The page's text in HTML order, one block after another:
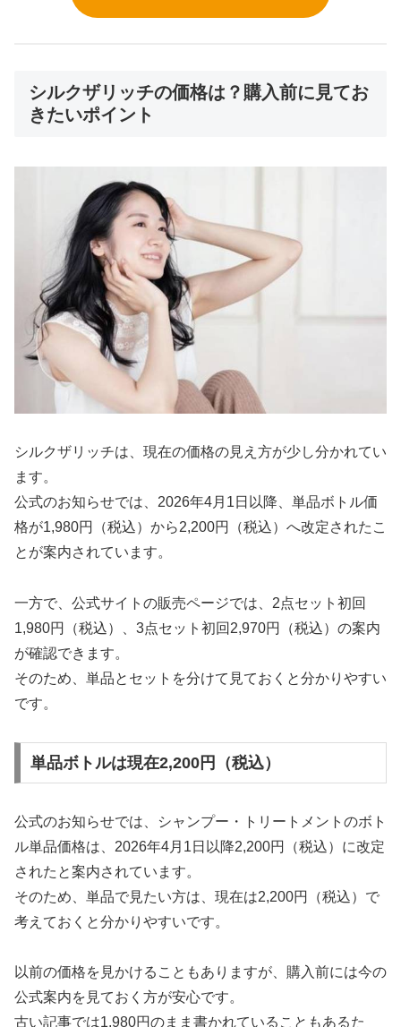
シルクザリッチの価格は？購入前に見てお
きたいポイント
シルクザリッチは、現在の価格の見え方が少し分かれてい
ます。
公式のお知らせでは、2026年4月1日以降、単品ボトル価
格が1,980円（税込）から2,200円（税込）へ改定されたこ
とが案内されています。
一方で、公式サイトの販売ページでは、2点セット初回
1,980円（税込）、3点セット初回2,970円（税込）の案内
が確認できます。
そのため、単品とセットを分けて見ておくと分かりやすい
です。
単品ボトルは現在2,200円（税込）
公式のお知らせでは、シャンプー・トリートメントのボト
ル単品価格は、2026年4月1日以降2,200円（税込）に改定
されたと案内されています。
そのため、単品で見たい方は、現在は2,200円（税込）で
考えておくと分かりやすいです。
以前の価格を見かけることもありますが、購入前には今の
公式案内を見ておく方が安心です。
古い記事では1,980円のまま書かれていることもあるた